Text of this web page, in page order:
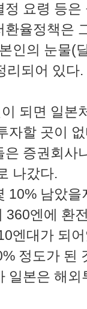
정 요령 등은
환율정책은
인의 눈물(
리되어 있다.
되면 일본
자할 곳이
은 증권회사
나갔다.
10% 남았을
360엔에 환
엔대가 되
정도가 된
일본은 해